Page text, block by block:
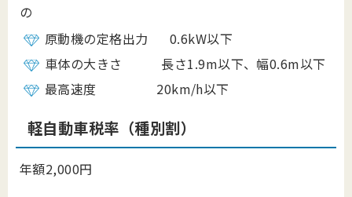
の
原動機の定格出力 0.6kW以下
車体の大きさ 長さ1.9m以下、幅0.6m以下
最高速度 20km/h以下
軽自動車税率（種別割）
年額2,000円